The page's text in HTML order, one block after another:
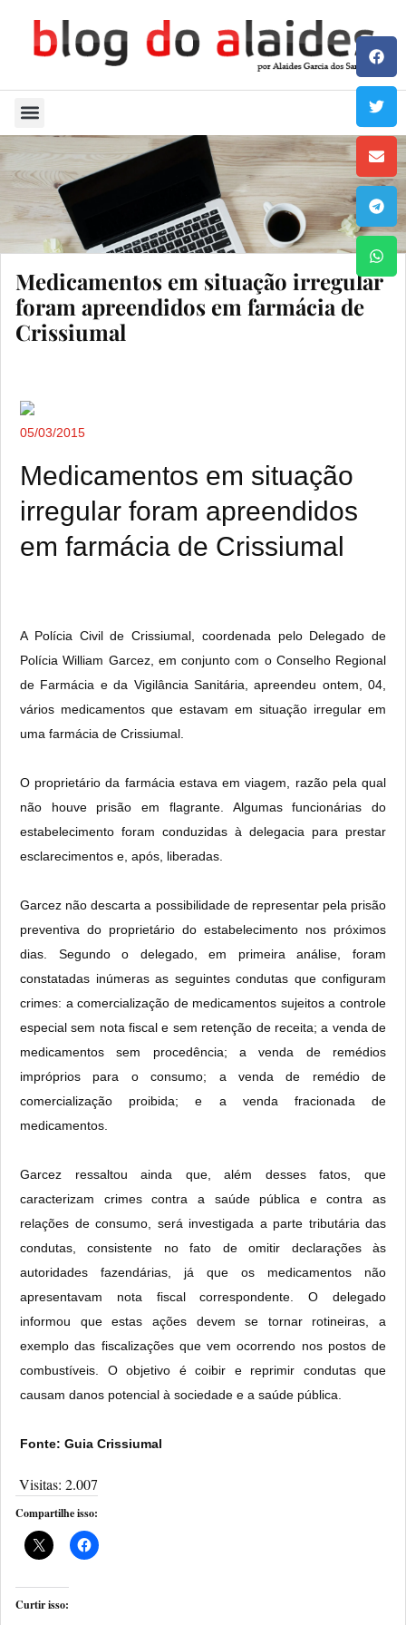
Medicamentos em situação irregular
foram apreendidos em farmácia de
Crissiumal
05/03/2015
Medicamentos em situação
irregular foram apreendidos
em farmácia de Crissiumal
A Polícia Civil de Crissiumal, coordenada pelo Delegado de
Polícia William Garcez, em conjunto com o Conselho Regional
de Farmácia e da Vigilância Sanitária, apreendeu ontem, 04,
vários medicamentos que estavam em situação irregular em
uma farmácia de Crissiumal.
O proprietário da farmácia estava em viagem, razão pela qual
não houve prisão em flagrante. Algumas funcionárias do
estabelecimento foram conduzidas à delegacia para prestar
esclarecimentos e, após, liberadas.
Garcez não descarta a possibilidade de representar pela prisão
preventiva do proprietário do estabelecimento nos próximos
dias. Segundo o delegado, em primeira análise, foram
constatadas inúmeras as seguintes condutas que configuram
crimes: a comercialização de medicamentos sujeitos a controle
especial sem nota fiscal e sem retenção de receita; a venda de
medicamentos sem procedência; a venda de remédios
impróprios para o consumo; a venda de remédio de
comercialização proibida; e a venda fracionada de
medicamentos.
Garcez ressaltou ainda que, além desses fatos, que
caracterizam crimes contra a saúde pública e contra as
relações de consumo, será investigada a parte tributária das
condutas, consistente no fato de omitir declarações às
autoridades fazendárias, já que os medicamentos não
apresentavam nota fiscal correspondente. O delegado
informou que estas ações devem se tornar rotineiras, a
exemplo das fiscalizações que vem ocorrendo nos postos de
combustíveis. O objetivo é coibir e reprimir condutas que
causam danos potencial à sociedade e a saúde pública.
Fonte: Guia Crissiumal
Visitas: 2.007
Compartilhe isso:
Curtir isso: